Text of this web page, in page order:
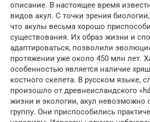
описание. В настоящее время
видов акул. С точки зрения
что акулы весьма хорошо
существования. Их образ жизни и
адаптироваться, позволили
протяжении уже около 450 млн лет.
особенностью является наличие
костного скелета. В русском языке,
произошло от древнеисландского
жизни и экологии, акул невозможно
группу. Они приспособились